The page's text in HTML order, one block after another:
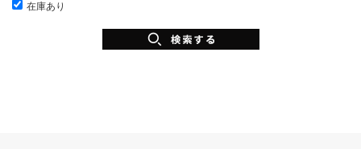
在庫あり